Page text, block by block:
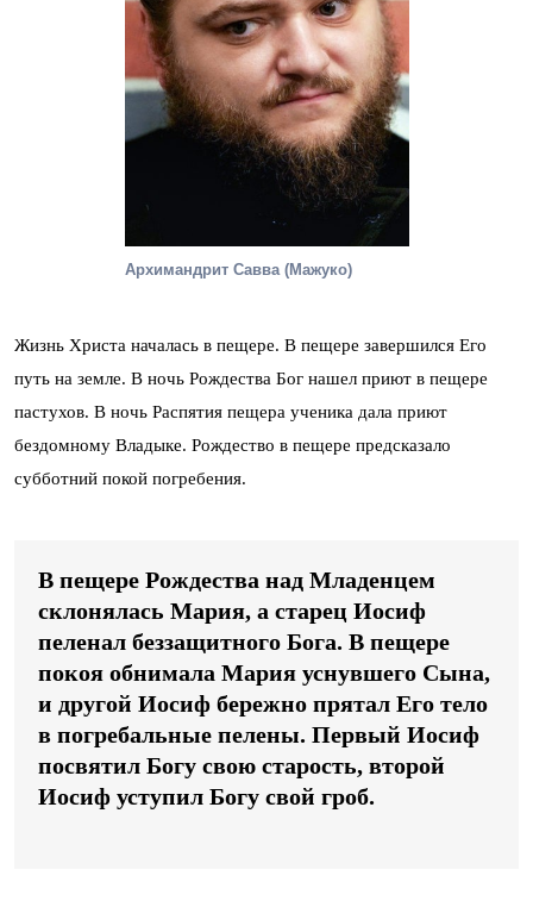
Архимандрит Савва (Мажуко)
Жизнь Христа началась в пещере. В пещере завершился Его
путь на земле. В ночь Рождества Бог нашел приют в пещере
пастухов. В ночь Распятия пещера ученика дала приют
бездомному Владыке. Рождество в пещере предсказало
субботний покой погребения.
В пещере Рождества над Младенцем
склонялась Мария, а старец Иосиф
пеленал беззащитного Бога. В пещере
покоя обнимала Мария уснувшего Сына,
и другой Иосиф бережно прятал Его тело
в погребальные пелены. Первый Иосиф
посвятил Богу свою старость, второй
Иосиф уступил Богу свой гроб.